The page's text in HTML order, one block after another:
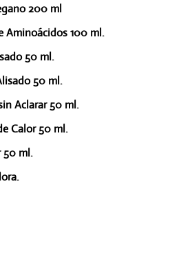
200 ml
Aminoácidos 100 ml.
50 ml.
50 ml.
Aclarar 50 ml.
Calor 50 ml.
50 ml.